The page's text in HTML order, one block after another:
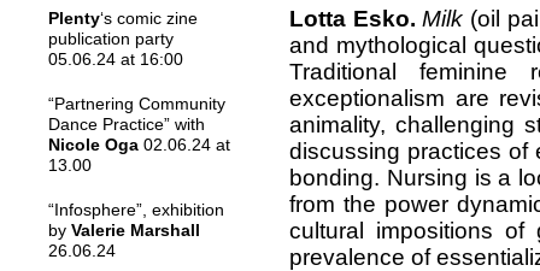
Plenty‘s comic zine
publication party
05.06.24 at 16:00
“Partnering Community
Dance Practice” with
Nicole Oga 02.06.24 at
13.00
“Infosphere”, exhibition
by Valerie Marshall
26.06.24
Lotta Esko. Milk (oil
and mythological
Traditional feminine
exceptionalism are
animality, challenging
discussing practices of
bonding. Nursing is a
from the power
cultural impositions
prevalence of